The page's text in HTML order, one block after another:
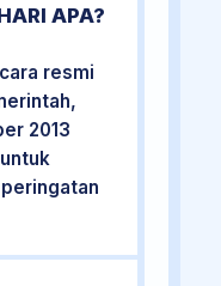
APA?
resmi
2013